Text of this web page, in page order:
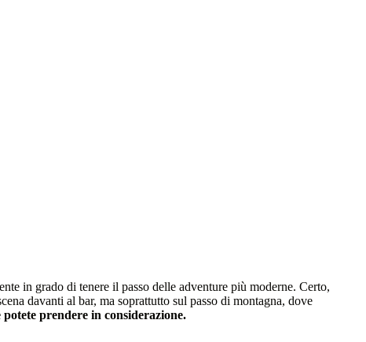
in grado di tenere il passo delle adventure più moderne. Certo,
davanti al bar, ma soprattutto sul passo di montagna, dove
prendere in considerazione.